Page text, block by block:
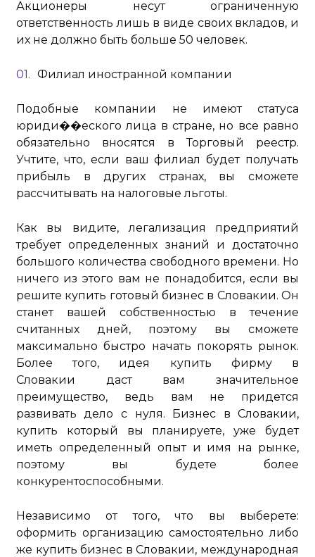
Акционеры несут ограниченную
ответственность лишь в виде своих вкладов, и
их не должно быть больше 50 человек.
Филиал иностранной компании
Подобные компании не имеют статуса
юриди��еского лица в стране, но все равно
обязательно вносятся в Торговый реестр.
Учтите, что, если ваш филиал будет получать
прибыль в других странах, вы сможете
рассчитывать на налоговые льготы.
Как вы видите, легализация предприятий
требует определенных знаний и достаточно
большого количества свободного времени. Но
ничего из этого вам не понадобится, если вы
решите купить готовый бизнес в Словакии. Он
станет вашей собственностью в течение
считанных дней, поэтому вы сможете
максимально быстро начать покорять рынок.
Более того, идея купить фирму в
Словакии даст вам значительное
преимущество, ведь вам не придется
развивать дело с нуля. Бизнес в Словакии,
купить который вы планируете, уже будет
иметь определенный опыт и имя на рынке,
поэтому вы будете более
конкурентоспособными.
Независимо от того, что вы выберете:
оформить организацию самостоятельно либо
же купить бизнес в Словакии, международная